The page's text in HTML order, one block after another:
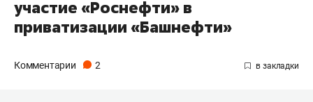
участие «Роснефти» в
приватизации «Башнефти»
Комментарии 2